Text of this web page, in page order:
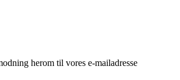
herom til vores e-mailadresse